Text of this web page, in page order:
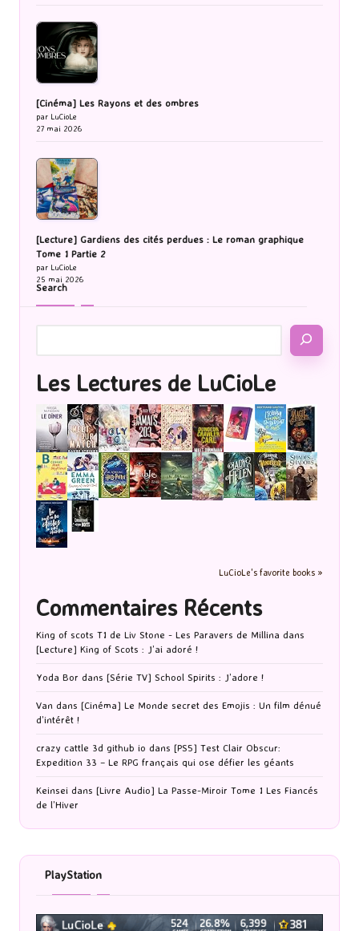
[Cinéma] Les Rayons et des ombres
par LuCioLe
27 mai 2026
[Lecture] Gardiens des cités perdues : Le roman graphique
Tome 1 Partie 2
par LuCioLe
25 mai 2026
Search
Les Lectures de LuCioLe
LuCioLe's favorite books »
Commentaires Récents
King of scots T1 de Liv Stone - Les Paravers de Millina dans
[Lecture] King of Scots : J’ai adoré !
Yoda Bor dans [Série TV] School Spirits : J’adore !
Van dans [Cinéma] Le Monde secret des Emojis : Un film dénué
d’intérêt !
crazy cattle 3d github io dans [PS5] Test Clair Obscur:
Expedition 33 – Le RPG français qui ose défier les géants
Keinsei dans [Livre Audio] La Passe-Miroir Tome 1 Les Fiancés
de l’Hiver
PlayStation